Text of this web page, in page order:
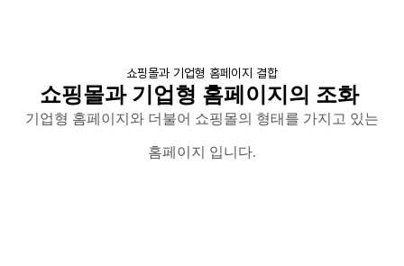
쇼핑몰과 기업형 홈페이지 결합
쇼핑몰과 기업형 홈페이지의 조화
기업형 홈페이지와 더불어 쇼핑몰의 형태를 가지고 있는
홈페이지 입니다.